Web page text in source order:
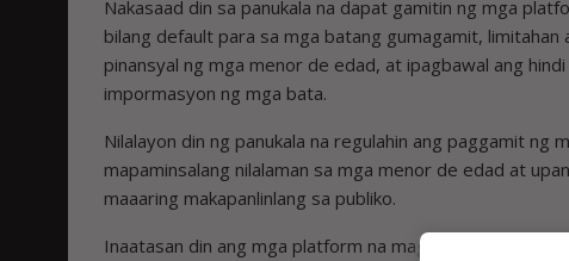
Nakasaad din sa panukala na dapat gamitin ng mga
bilang default para sa mga batang gumagamit,
pinansyal ng mga menor de edad, at ipagbawal ang
impormasyon ng mga bata.
Nilalayon din ng panukala na regulahin ang paggamit
mapaminsalang nilalaman sa mga menor de edad at
maaaring makapanlinlang sa publiko.
Inaatasan din ang mga platform na maging mas